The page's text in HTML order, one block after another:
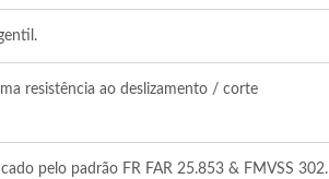
resistência ao deslizamento / corte
pelo padrão FR FAR 25.853 & FMVSS 302.